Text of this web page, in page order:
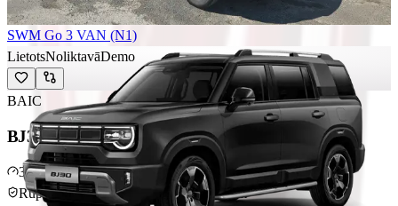
SWM Go 3 VAN (N1)
LietotsNoliktavāDemo
BAIC
BJ30eBAIC BJ30e 4x4 hybrid
31 000 km
Hibrīds
Rūpnīcas garantija līdz 5 g · 100 000 km